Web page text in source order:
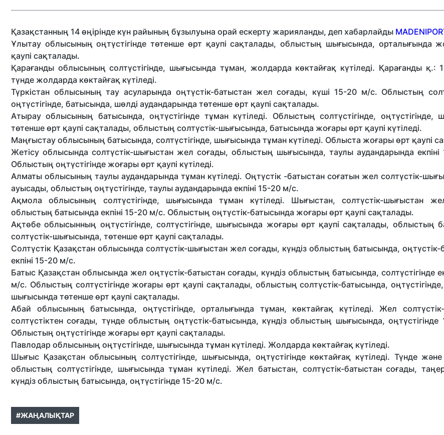
Қазақстанның 14 өңірінде күн райының бұзылуына орай ескерту жарияланды, деп хабарлайды
Ұлытау облысының оңтүстігінде төтенше өрт қаупі сақталады, облыстың шығысында, орталығында
қаупі сақталады.
Қарағанды облысының солтүстігінде, шығысында тұман, жолдарда көктайғақ күтіледі. Қарағанды қ.:
түнде жолдарда көктайғақ күтіледі.
Түркістан облысының тау асуларында оңтүстік-батыстан жел соғады, күші 15-20 м/с. Облыстың
оңтүстігінде, батысында, шөлді аудандарында төтенше өрт қаупі сақталады.
Атырау облысының батысында, оңтүстігінде тұман күтіледі. Облыстың солтүстігінде, оңтүстігінде,
төтенше өрт қаупі сақталады, облыстың солтүстік-шығысында, батысында жоғары өрт қаупі күтіледі.
Маңғыстау облысының батысында, солтүстігінде, шығысында тұман күтіледі. Облыста жоғары өрт қаупі
Жетісу облысында солтүстік-шығыстан жел соғады, облыстың шығысында, таулы аудандарында
Облыстың оңтүстігінде жоғары өрт қаупі күтіледі.
Алматы облысының таулы аудандарында тұман күтіледі. Оңтүстік -батыстан соғатын жел солтүстік-
ауысады, облыстың оңтүстігінде, таулы аудандарында екпіні 15-20 м/с.
Ақмола облысының солтүстігінде, шығысында тұман күтіледі. Шығыстан, солтүстік-шығыстан
облыстың батысында екпіні 15-20 м/с. Облыстың оңтүстік-батысында жоғары өрт қаупі сақталады.
Ақтөбе облысынның оңтүстігінде, солтүстігінде, шығысында жоғары өрт қаупі сақталады, облыстың
солтүстік-шығысында, төтенше өрт қаупі сақталады.
Солтүстік Қазақстан облысында солтүстік-шығыстан жел соғады, күндіз облыстың батысында,
екпіні 15-20 м/с.
Батыс Қазақстан облысында жел оңтүстік-батыстан соғады, күндіз облыстың батысында, солтүстігінде
м/с. Облыстың солтүстігінде жоғары өрт қаупі сақталады, облыстың солтүстік-батысында,
шығысында төтенше өрт қаупі сақталады.
Абай облысының батысында, оңтүстігінде, орталығында тұман, көктайғақ күтіледі. Жел
солтүстіктен соғады, түнде облыстың оңтүстік-батысында, күндіз облыстың шығысында,
Облыстың оңтүстігінде жоғары өрт қаупі сақталады.
Павлодар облысының оңтүстігінде, шығысында тұман күтіледі. Жолдарда көктайғақ күтіледі.
Шығыс Қазақстан облысының солтүстігінде, шығысында, оңтүстігінде көктайғақ күтіледі. Түнде
облыстың солтүстігінде, шығысында тұман күтіледі. Жел батыстан, солтүстік-батыстан соғады,
күндіз облыстың батысында, оңтүстігінде 15-20 м/с.
#ЖАҢАЛЫҚТАР